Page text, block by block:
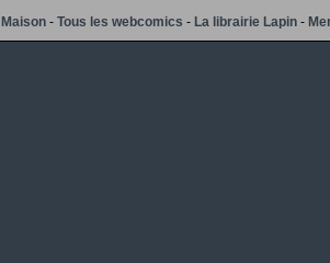
Maison -Tous les webcomics -La librairie Lapin -